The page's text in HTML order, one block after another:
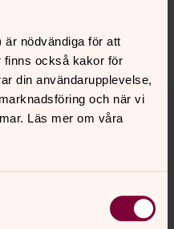
nödvändiga för att
finns också kakor för
din användarupplevelse,
och när vi
Läs mer om våra